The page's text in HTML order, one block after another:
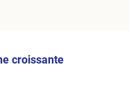
croissante